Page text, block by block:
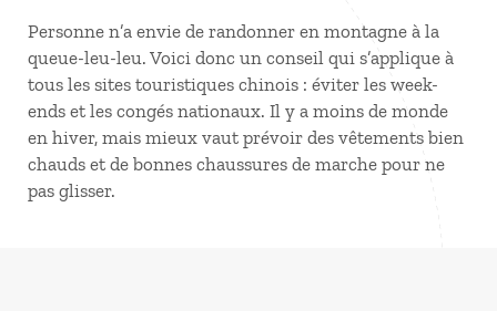
Personne n’a envie de randonner en montagne à la
queue-leu-leu. Voici donc un conseil qui s’applique à
tous les sites touristiques chinois : éviter les week-
ends et les congés nationaux. Il y a moins de monde
en hiver, mais mieux vaut prévoir des vêtements bien
chauds et de bonnes chaussures de marche pour ne
pas glisser.